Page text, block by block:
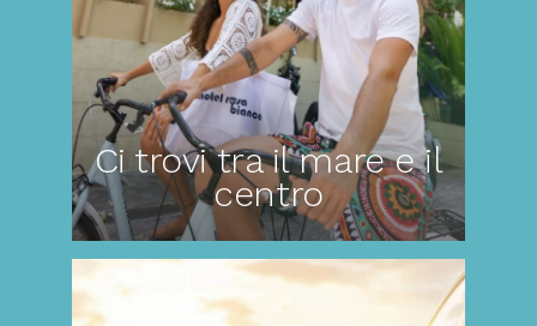
Ci trovi tra il mare e il
centro